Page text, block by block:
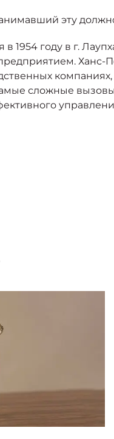
эту
1954 году в г.
Ханс-
сложные